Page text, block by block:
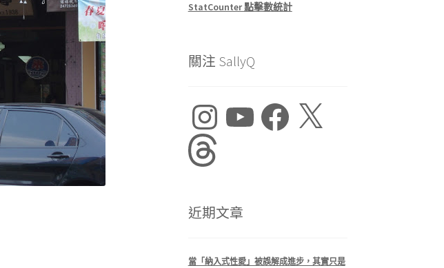
StatCounter 點擊數統計
關注 SallyQ
Instagram Facebook
Threads
近期文章
當「納入式性愛」被誤解成進步，其實只是